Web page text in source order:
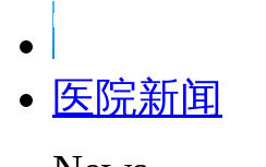
医院新闻